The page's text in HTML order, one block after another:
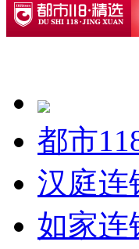
都市
汉庭连
如家连